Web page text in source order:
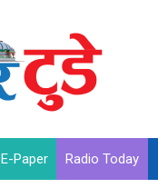
E-Paper Radio Today